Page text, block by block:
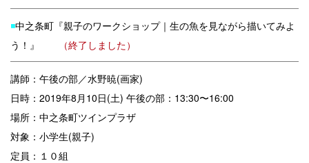
◾️中之条町『親子のワークショップ｜生の魚を見ながら描いてみよ
う！』
（終了しました）
講師：午後の部／水野暁(画家)
日時：2019年8月10日(土) 午後の部：13:30〜16:00
場所：中之条町ツインプラザ
対象：小学生(親子)
定員：１０組